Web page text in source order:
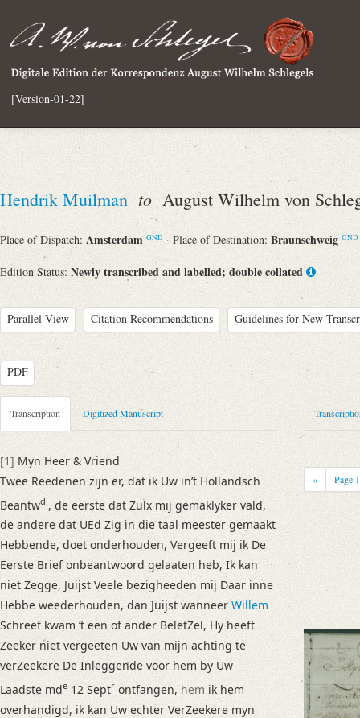
[Version-01-22]
Hendrik Muilman to August Wilhelm von
Place of Dispatch: Amsterdam GND · Place of Destination: Braunschweig GND
Edition Status: Newly transcribed and labelled; double collated
Parallel View Citation Recommendations Guidelines for New
PDF
Metadata Concerning Header
Sender: Hendrik Muilman
Recipient: August Wilhelm von Schlegel
Place of Dispatch: Amsterdam
Place of Destination: Braunschweig
Date: 22.09.1795
Notations: Empfangsort erschlossen.
Manuscript
Provider: Dresden, Sächsische Landesbibliothek - Staats- und
OAI Id: DE-1a-34292
Classification Number: Mscr.Dresd.e.90,XIX,Bd.15,Nr.80
Number of Pages: 4S. auf Doppelbl., hs. m. U.
Format: 23,2 x 19,4 cm
Incipit: „[1] Myn Heer & Vriend
Twee Reedenen zijn er, dat ik Uw in’t Hollandsch Beantwd., de
Transcription Digitized Manuscript
[1] Myn Heer & Vriend
Twee Reedenen zijn er, dat ik Uw in’t Hollandsch
Beantwd. , de eerste dat Zulx mij gemaklyker vald,
de andere dat UEd Zig in die taal meester gemaakt
Hebbende, doet onderhouden, Vergeeft mij ik De
Eerste Brief onbeantwoord gelaaten heb, Ik kan
niet Zegge, Juijst Veele bezigheeden mij Daar inne
Hebbe weederhouden, dan Juijst wanneer Willem
Schreef kwam ’t een of ander BeletZel, Hy heeft
Zeeker niet vergeeten Uw van mijn achting te
verZeekere De Inleggende voor hem by Uw
Laadste mde 12 Septr ontfangen, hem ik hem
overhandigd, ik kan Uw echter VerZeekere myn
« Page 1